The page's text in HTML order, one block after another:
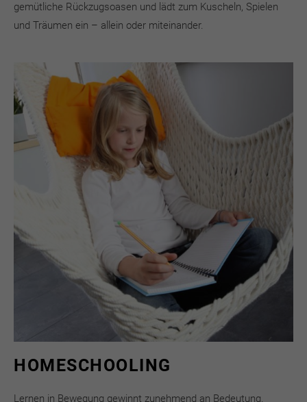
gemütliche Rückzugsoasen und lädt zum Kuscheln, Spielen
und Träumen ein – allein oder miteinander.
HOMESCHOOLING
Lernen in Bewegung gewinnt zunehmend an Bedeutung.